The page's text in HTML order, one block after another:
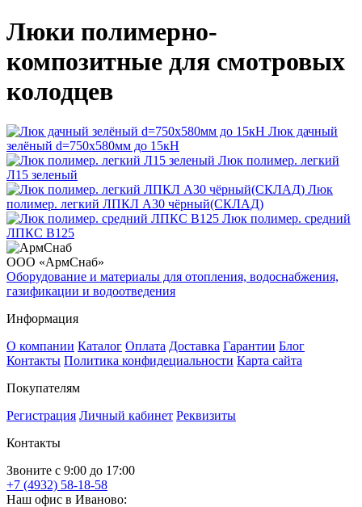
Люки полимерно-
композитные для смотровых
колодцев
Люк дачный
зелёный d=750х580мм до 15кН
Люк полимер. легкий
Л15 зеленый
Люк
полимер. легкий ЛПКЛ А30 чёрный(СКЛАД)
Люк полимер. средний
ЛПКС В125
ООО «АрмСнаб»
Оборудование и материалы для отопления, водоснабжения,
газификации и водоотведения
Информация
О компании Каталог Оплата Доставка Гарантии Блог
Контакты Политика конфидециальности Карта сайта
Покупателям
Регистрация Личный кабинет Реквизиты
Контакты
Звоните с 9:00 до 17:00
+7 (4932) 58-18-58
Наш офис в Иваново: